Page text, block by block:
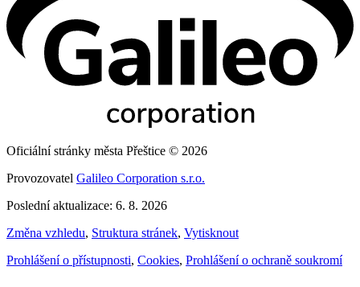
Oficiální stránky města Přeštice © 2026
Provozovatel Galileo Corporation s.r.o.
Poslední aktualizace: 6. 8. 2026
Změna vzhledu, Struktura stránek, Vytisknout
Prohlášení o přístupnosti, Cookies, Prohlášení o ochraně soukromí